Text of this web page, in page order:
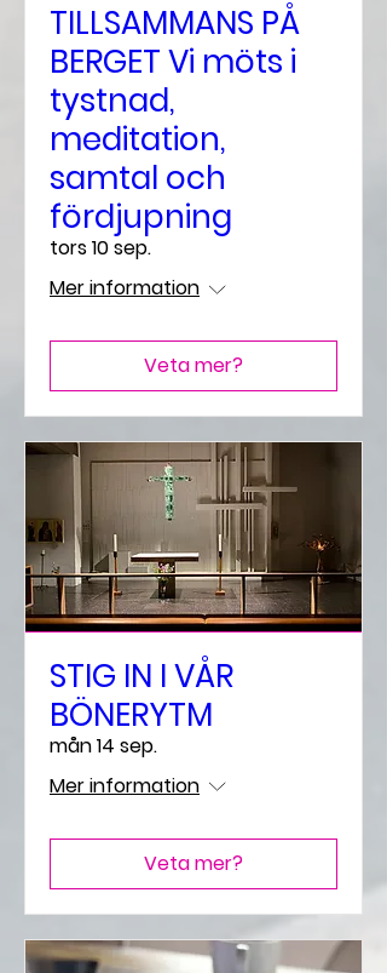
TILLSAMMANS PÅ
BERGET Vi möts i
tystnad,
meditation,
samtal och
fördjupning
tors 10 sep.
Mer information
Veta mer?
STIG IN I VÅR
BÖNERYTM
mån 14 sep.
Mer information
Veta mer?